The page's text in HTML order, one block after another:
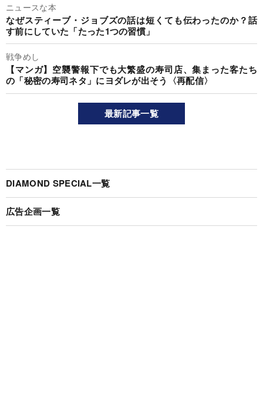
ニュースな本
なぜスティーブ・ジョブズの話は短くても伝わったのか？話
す前にしていた「たった1つの習慣」
戦争めし
【マンガ】空襲警報下でも大繁盛の寿司店、集まった客たち
の「秘密の寿司ネタ」にヨダレが出そう〈再配信〉
最新記事一覧
DIAMOND SPECIAL一覧
広告企画一覧